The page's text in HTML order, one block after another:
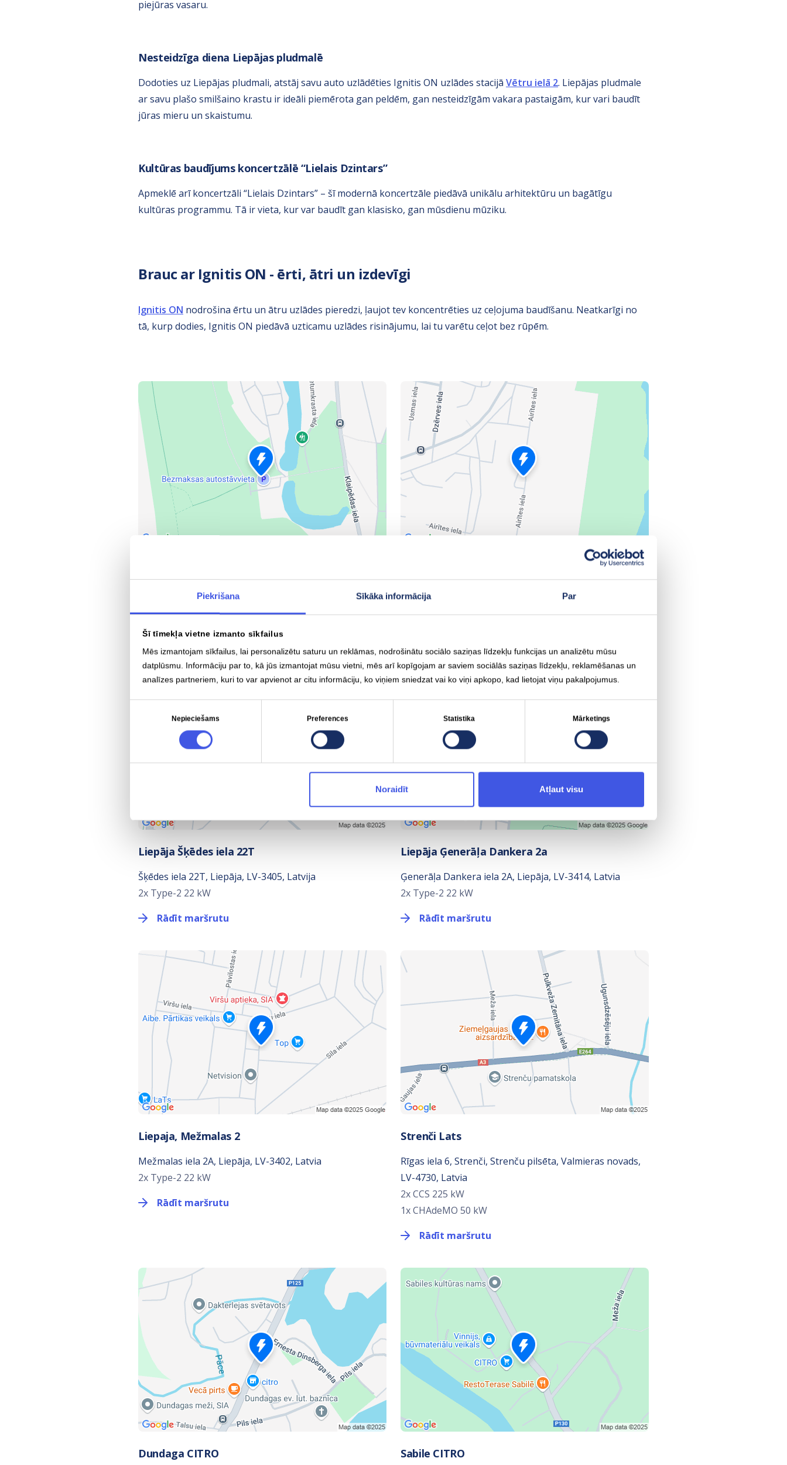
Piekrišana Sīkāka informācija Par
Šī tīmekļa vietne izmanto sīkfailus
Mēs izmantojam sīkfailus, lai personalizētu saturu un reklāmas, nodrošinātu sociālo saziņas līdzekļu funkcijas un analizētu mūsu
datplūsmu. Informāciju par to, kā jūs izmantojat mūsu vietni, mēs arī kopīgojam ar saviem sociālās saziņas līdzekļu, reklamēšanas un
analīzes partneriem, kuri to var apvienot ar citu informāciju, ko viņiem sniedzat vai ko viņi apkopo, kad lietojat viņu pakalpojumus.
Nepieciešams Preferences Statistika Mārketings
Noraidīt Atļaut visu
piejūras vasaru.
Nesteidzīga diena Liepājas pludmalē
Dodoties uz Liepājas pludmali, atstāj savu auto uzlādēties Ignitis ON uzlādes stacijā Vētru ielā 2. Liepājas pludmale
ar savu plašo smilšaino krastu ir ideāli piemērota gan peldēm, gan nesteidzīgām vakara pastaigām, kur vari baudīt
jūras mieru un skaistumu.
Kultūras baudījums koncertzālē “Lielais Dzintars”
Apmeklē arī koncertzāli “Lielais Dzintars” – šī modernā koncertzāle piedāvā unikālu arhitektūru un bagātīgu
kultūras programmu. Tā ir vieta, kur var baudīt gan klasisko, gan mūsdienu mūziku.
Brauc ar Ignitis ON - ērti, ātri un izdevīgi
Ignitis ON nodrošina ērtu un ātru uzlādes pieredzi, ļaujot tev koncentrēties uz ceļojuma baudīšanu. Neatkarīgi no
tā, kurp dodies, Ignitis ON piedāvā uzticamu uzlādes risinājumu, lai tu varētu ceļot bez rūpēm.
Vētru iela 2, Liepāja, LV-3401, Latvija
Rādīt maršrutu
Eduarda Tisē iela 55A, Liepāja, LV-3407, Latvija
Liepāja Šķēdes iela 22T
Šķēdes iela 22T, Liepāja, LV-3405, Latvija
2x Type-2 22 kW
Rādīt maršrutu
Liepāja Ģenerāļa Dankera 2a
Ģenerāļa Dankera iela 2A, Liepāja, LV-3414, Latvia
2x Type-2 22 kW
Rādīt maršrutu
Liepaja, Mežmalas 2
Mežmalas iela 2A, Liepāja, LV-3402, Latvia
2x Type-2 22 kW
Rādīt maršrutu
Strenči Lats
Rīgas iela 6, Strenči, Strenču pilsēta, Valmieras novads,
LV-4730, Latvia
2x CCS 225 kW
1x CHAdeMO 50 kW
Rādīt maršrutu
Dundaga CITRO Sabile CITRO